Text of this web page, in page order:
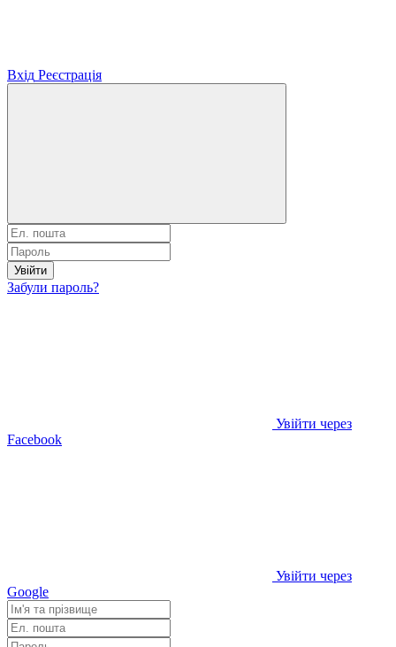
Вхід Реєстрація
Увійти
Забули пароль?
Увійти через
Facebook
Увійти через
Google